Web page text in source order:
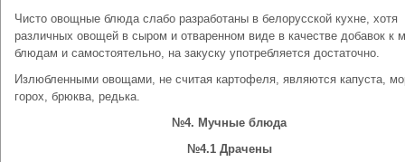
Чисто овощные блюда слабо разработаны в белорусской кухне, хотя
различных овощей в сыром и отваренном виде в качестве добавок к
блюдам и самостоятельно, на закуску употребляется достаточно.
Излюбленными овощами, не считая картофеля, являются капуста,
горох, брюква, редька.
№4. Мучные блюда
№4.1 Драчены